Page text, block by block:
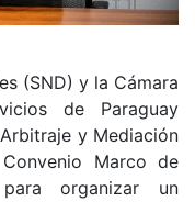
(SND) y la Cámara
de Paraguay
y Mediación
Marco de
para organizar un